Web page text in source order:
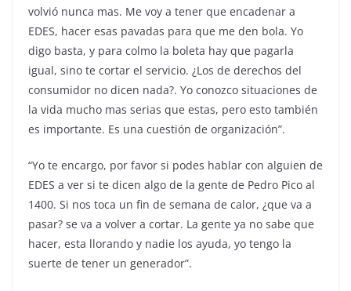
volvió nunca mas. Me voy a tener que encadenar a
EDES, hacer esas pavadas para que me den bola. Yo
digo basta, y para colmo la boleta hay que pagarla
igual, sino te cortar el servicio. ¿Los de derechos del
consumidor no dicen nada?. Yo conozco situaciones de
la vida mucho mas serias que estas, pero esto también
es importante. Es una cuestión de organización”.
“Yo te encargo, por favor si podes hablar con alguien de
EDES a ver si te dicen algo de la gente de Pedro Pico al
1400. Si nos toca un fin de semana de calor, ¿que va a
pasar? se va a volver a cortar. La gente ya no sabe que
hacer, esta llorando y nadie los ayuda, yo tengo la
suerte de tener un generador”.